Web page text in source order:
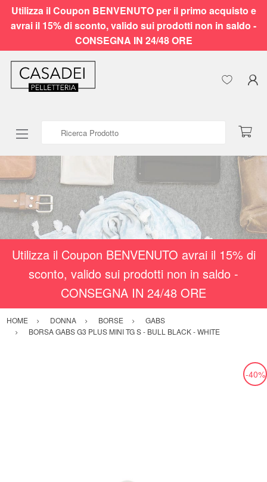
Utilizza il Coupon BENVENUTO per il primo acquisto e
avrai il 15% di sconto, valido sui prodotti non in saldo -
CONSEGNA IN 24/48 ORE
Utilizza il Coupon BENVENUTO avrai il 15% di
sconto, valido sui prodotti non in saldo -
CONSEGNA IN 24/48 ORE
HOME DONNA BORSE
GABS
BORSA GABS G3 PLUS MINI TG S - BULL BLACK - WHITE
-40%